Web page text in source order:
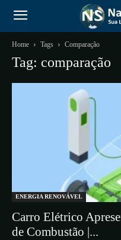
Home Tags Comparação
Tag: comparação
ENERGIA RENOVÁVEL
Carro Elétrico
de Combustão |...